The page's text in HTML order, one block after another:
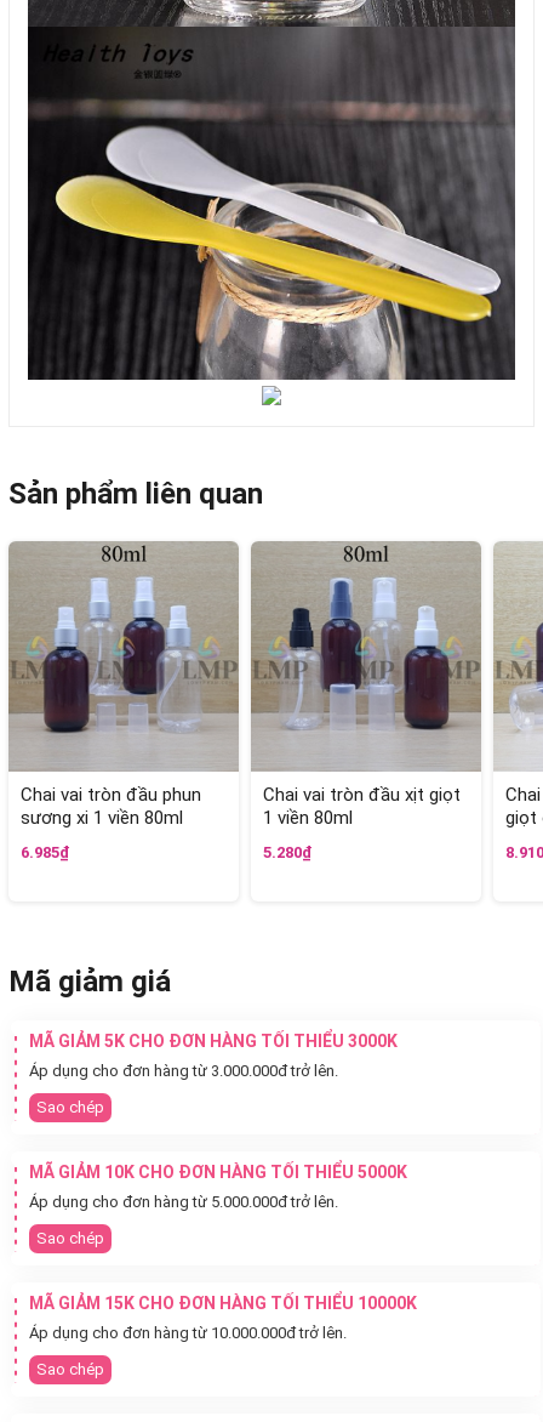
Sản phẩm liên quan
Chai vai tròn đầu phun
sương xi 1 viền 80ml
6.985₫
Chai vai tròn đầu xịt giọt
1 viền 80ml
5.280₫
giọt
Mã giảm giá
MÃ GIẢM 5K CHO ĐƠN HÀNG TỐI THIỂU 3000K
Áp dụng cho đơn hàng từ 3.000.000đ trở lên.
Sao chép
MÃ GIẢM 10K CHO ĐƠN HÀNG TỐI THIỂU 5000K
Áp dụng cho đơn hàng từ 5.000.000đ trở lên.
Sao chép
MÃ GIẢM 15K CHO ĐƠN HÀNG TỐI THIỂU 10000K
Áp dụng cho đơn hàng từ 10.000.000đ trở lên.
Sao chép